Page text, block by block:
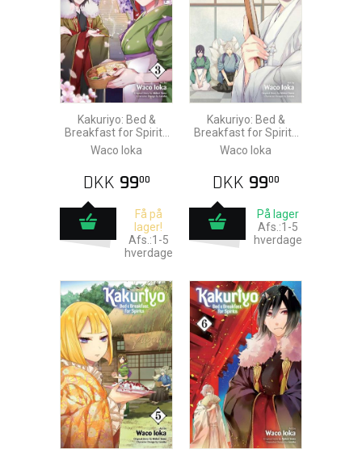
Kakuriyo: Bed &
Breakfast for Spirits
vol. 3
Waco Ioka
DKK 9900
Få på
lager!
Afs.:1-5
hverdage
Kakuriyo: Bed &
Breakfast for Spirits
vol. 4
Waco Ioka
DKK 9900
På lager
Afs.:1-5
hverdage